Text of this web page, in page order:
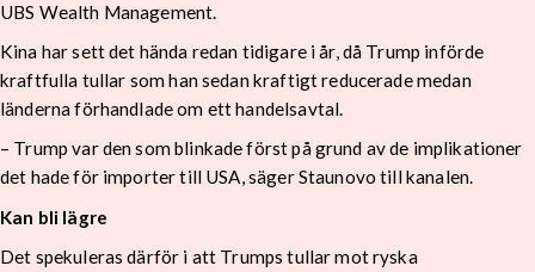
UBS Wealth Management.
Kina har sett det hända redan tidigare i år, då Trump införde
kraftfulla tullar som han sedan kraftigt reducerade medan
länderna förhandlade om ett handelsavtal.
– Trump var den som blinkade först på grund av de implikationer
det hade för importer till USA, säger Staunovo till kanalen.
Kan bli lägre
Det spekuleras därför i att Trumps tullar mot ryska